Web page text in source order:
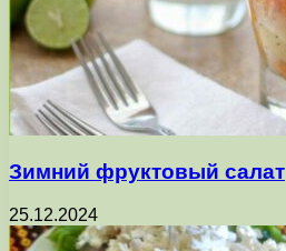
Зимний фруктовый салат
25.12.2024